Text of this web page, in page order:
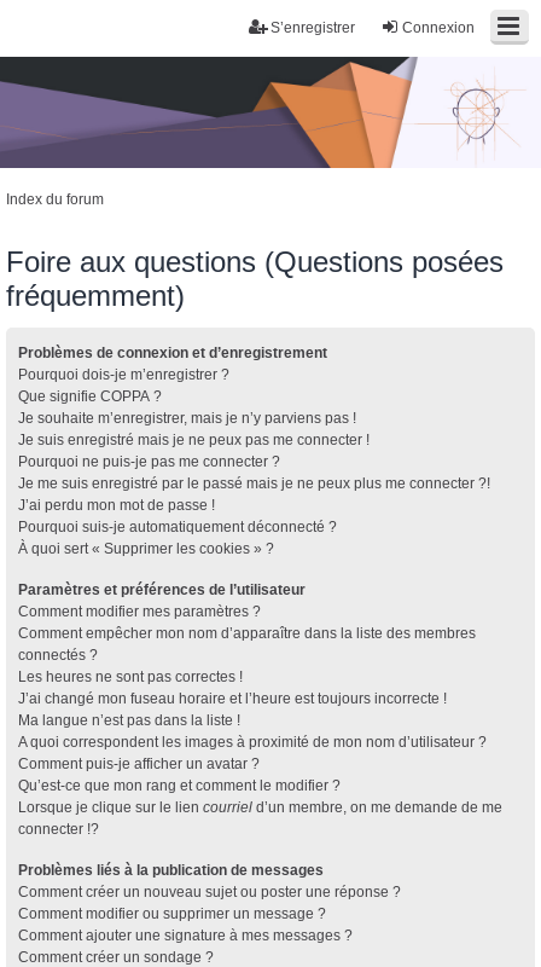
Connexion
S’enregistrer
Index du forum
Foire aux questions (Questions posées
fréquemment)
Problèmes de connexion et d’enregistrement
Pourquoi dois-je m’enregistrer ?
Que signifie COPPA ?
Je souhaite m’enregistrer, mais je n’y parviens pas !
Je suis enregistré mais je ne peux pas me connecter !
Pourquoi ne puis-je pas me connecter ?
Je me suis enregistré par le passé mais je ne peux plus me connecter ?!
J’ai perdu mon mot de passe !
Pourquoi suis-je automatiquement déconnecté ?
À quoi sert « Supprimer les cookies » ?
Paramètres et préférences de l’utilisateur
Comment modifier mes paramètres ?
Comment empêcher mon nom d’apparaître dans la liste des membres
connectés ?
Les heures ne sont pas correctes !
J’ai changé mon fuseau horaire et l’heure est toujours incorrecte !
Ma langue n’est pas dans la liste !
A quoi correspondent les images à proximité de mon nom d’utilisateur ?
Comment puis-je afficher un avatar ?
Qu’est-ce que mon rang et comment le modifier ?
Lorsque je clique sur le lien courriel d’un membre, on me demande de me
connecter !?
Problèmes liés à la publication de messages
Comment créer un nouveau sujet ou poster une réponse ?
Comment modifier ou supprimer un message ?
Comment ajouter une signature à mes messages ?
Comment créer un sondage ?